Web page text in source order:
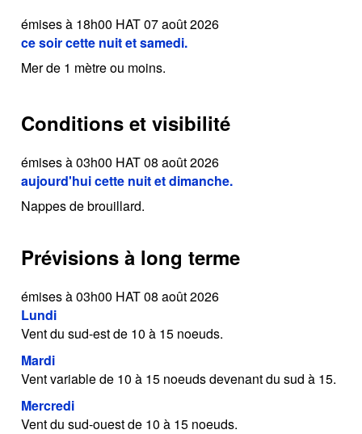
émises à 18h00 HAT 07 août 2026
ce soir cette nuit et samedi.
Mer de 1 mètre ou moins.
Conditions et visibilité
émises à 03h00 HAT 08 août 2026
aujourd'hui cette nuit et dimanche.
Nappes de brouillard.
Prévisions à long terme
émises à 03h00 HAT 08 août 2026
Lundi
Vent du sud-est de 10 à 15 noeuds.
Mardi
Vent variable de 10 à 15 noeuds devenant du sud à 15.
Mercredi
Vent du sud-ouest de 10 à 15 noeuds.